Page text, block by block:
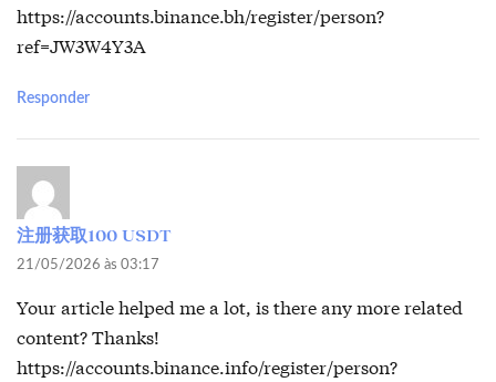
https://accounts.binance.bh/register/person?
ref=JW3W4Y3A
Responder
注册获取100 USDT
21/05/2026 às 03:17
Your article helped me a lot, is there any more related
content? Thanks!
https://accounts.binance.info/register/person?